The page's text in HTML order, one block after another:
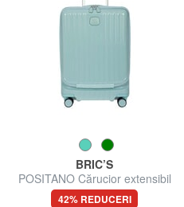
BRIC’S
POSITANO Cărucior extensibil
de dimensiuni medii
42% REDUCERI